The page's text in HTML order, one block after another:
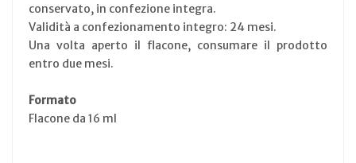
conservato, in confezione integra.
Validità a confezionamento integro: 24 mesi.
Una volta aperto il flacone, consumare il prodotto
entro due mesi.
Formato
Flacone da 16 ml